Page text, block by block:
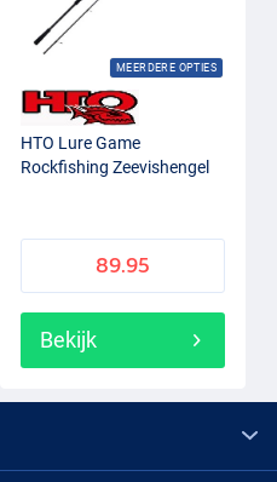
MEERDERE OPTIES
HTO Lure Game
Rockfishing Zeevishengel
89.95
Bekijk